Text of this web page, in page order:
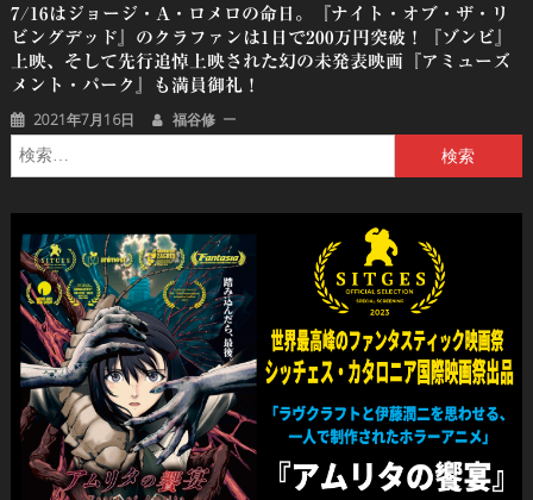
7/16はジョージ・A・ロメロの命日。『ナイト・オブ・ザ・リ
ビングデッド』のクラファンは1日で200万円突破！『ゾンビ』
上映、そして先行追悼上映された幻の未発表映画『アミューズ
メント・パーク』も満員御礼！
2021年7月16日 福谷修
索: